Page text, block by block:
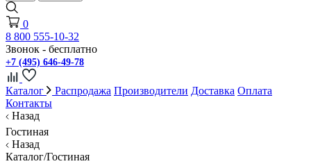
0
8 800 555-10-32
Звонок - бесплатно
+7 (495) 646-49-78
Каталог Распродажа Производители Доставка Оплата
Контакты
Назад
Гостиная
Назад
Каталог/Гостиная